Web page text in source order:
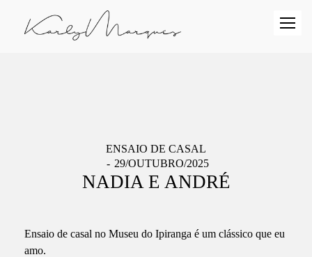
ENSAIO DE CASAL
29/OUTUBRO/2025
NADIA E ANDRÉ
Ensaio de casal no Museu do Ipiranga é um clássico que eu
amo.